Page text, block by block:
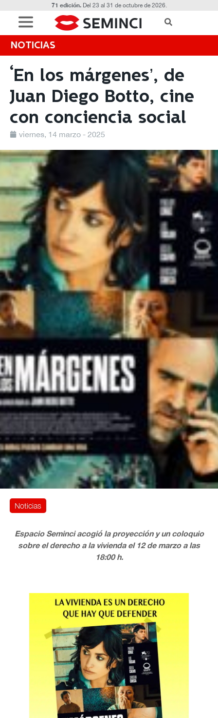
71 edición.Del 23 al 31 de octubre de 2026.
NOTICIAS
‘En los márgenes’, de
Juan Diego Botto, cine
con conciencia social
viernes, 14 marzo - 2025
Noticias
Espacio Seminci acogió la proyección y un coloquio
sobre el derecho a la vivienda el 12 de marzo a las
18:00 h.